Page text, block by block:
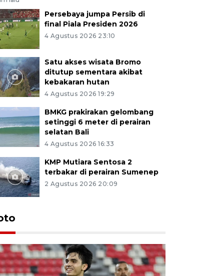
Persebaya jumpa Persib di
final Piala Presiden 2026
4 Agustus 2026 23:10
Satu akses wisata Bromo
ditutup sementara akibat
kebakaran hutan
4 Agustus 2026 19:29
BMKG prakirakan gelombang
setinggi 6 meter di perairan
selatan Bali
4 Agustus 2026 16:33
KMP Mutiara Sentosa 2
terbakar di perairan Sumenep
2 Agustus 2026 20:09